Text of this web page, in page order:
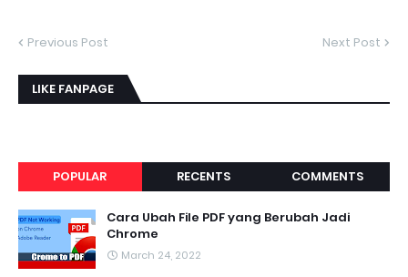
Previous Post Next Post
LIKE FANPAGE
POPULAR RECENTS COMMENTS
Cara Ubah File PDF yang Berubah Jadi
Chrome
March 24, 2022